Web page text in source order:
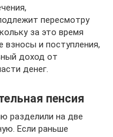
пересмотру
за это время
взносы и поступления,
доход от
денег.
пенсия
разделили на две
Если раньше